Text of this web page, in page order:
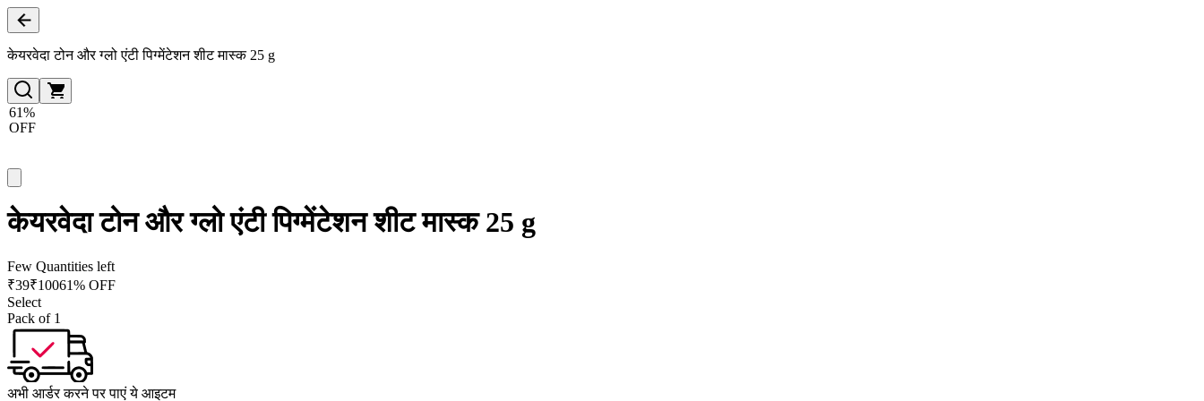
केयरवेदा टोन और ग्लो एंटी पिग्मेंटेशन शीट मास्क 25 g
61%
OFF
केयरवेदा टोन और ग्लो एंटी पिग्मेंटेशन शीट मास्क 25 g
Few Quantities left
₹39₹10061% OFF
Select
Pack of 1
अभी आर्डर करने पर पाएं ये आइटम